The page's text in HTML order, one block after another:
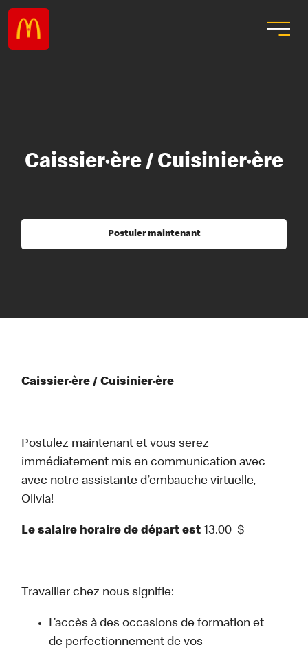
Caissier·ère / Cuisinier·ère
Postuler maintenant
Caissier·ère / Cuisinier·ère
Postulez maintenant et vous serez
immédiatement mis en communication avec
avec notre assistante d’embauche virtuelle,
Olivia!
Le salaire horaire de départ est 13.00 $
Travailler chez nous signifie:
L’accès à des occasions de formation et
de perfectionnement de vos